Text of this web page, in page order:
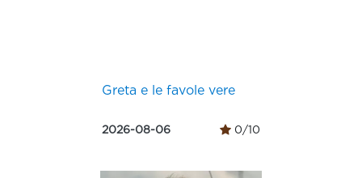
Greta e le favole vere
2026-08-06 0/10